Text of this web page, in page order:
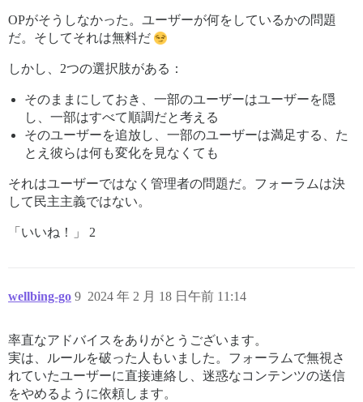
OPがそうしなかった。ユーザーが何をしているかの問題
だ。そしてそれは無料だ
しかし、2つの選択肢がある：
そのままにしておき、一部のユーザーはユーザーを隠
し、一部はすべて順調だと考える
そのユーザーを追放し、一部のユーザーは満足する、た
とえ彼らは何も変化を見なくても
それはユーザーではなく管理者の問題だ。フォーラムは決
して民主主義ではない。
「いいね！」 2
wellbing-go 2024 年 2 月 18 日午前 11:14
9
率直なアドバイスをありがとうございます。
実は、ルールを破った人もいました。フォーラムで無視さ
れていたユーザーに直接連絡し、迷惑なコンテンツの送信
をやめるように依頼します。